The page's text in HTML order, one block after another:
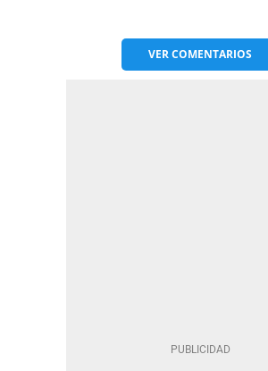
VERCOMENTARIOS